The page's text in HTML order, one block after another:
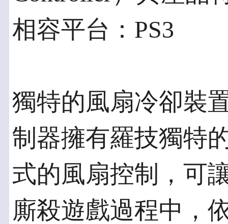
相容平台：PS3
獨特的風扇冷卻裝
制器擁有羅技獨特
式的風扇控制，可
廝殺遊戲過程中，